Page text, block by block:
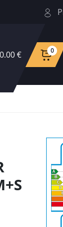
0.00 € 0